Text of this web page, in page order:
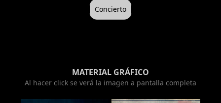
Concierto
MATERIAL GRÁFICO
Al hacer click se verá la imagen a pantalla completa